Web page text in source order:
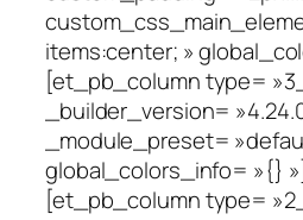
items:center; »
[et_pb_column type=
_builder_version=
_module_preset=
global_colors_info= »{}
[et_pb_column type=